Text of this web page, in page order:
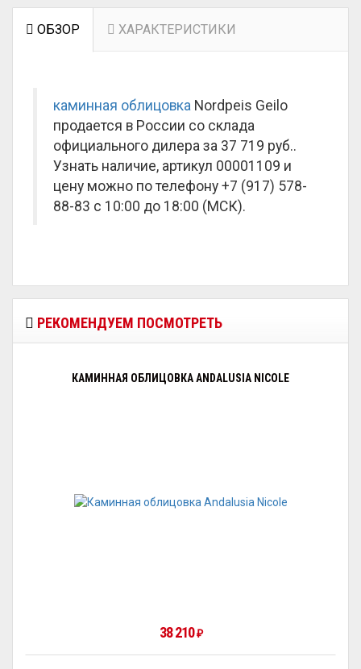
ОБЗОР ХАРАКТЕРИСТИКИ
каминная облицовка Nordpeis Geilo
продается в России со склада
официального дилера за 37 719 руб..
Узнать наличие, артикул 00001109 и
цену можно по телефону +7 (917) 578-
88-83 с 10:00 до 18:00 (МСК).
РЕКОМЕНДУЕМ ПОСМОТРЕТЬ
КАМИННАЯ ОБЛИЦОВКА ANDALUSIA NICOLE
38 210₽